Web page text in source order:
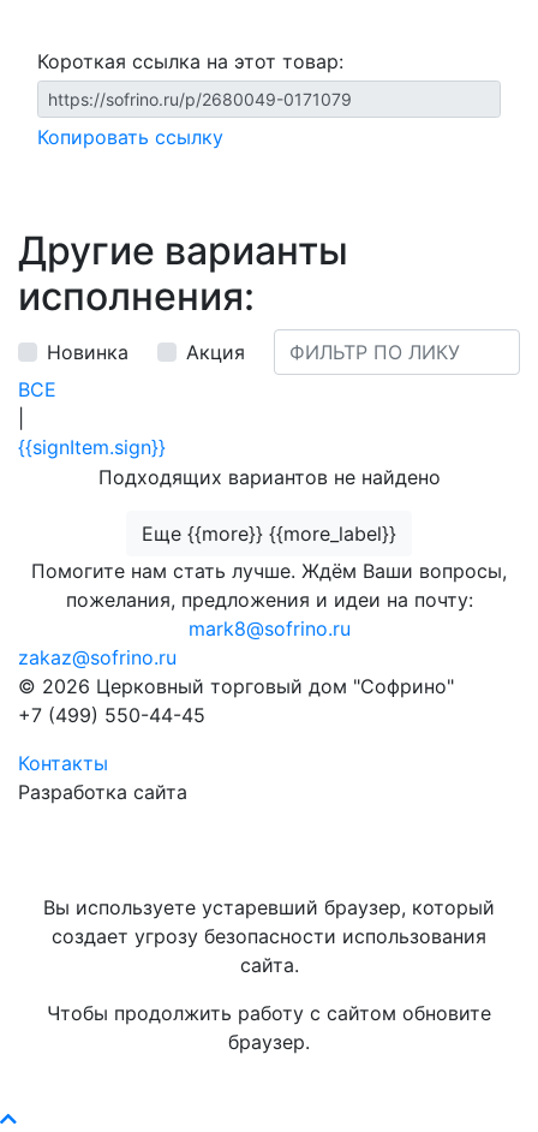
Короткая ссылка на этот товар:
Копировать ссылку
Другие варианты
исполнения:
Новинка
Акция
ВСЕ
{{signItem.sign}}
Подходящих вариантов не найдено
Еще {{more}} {{more_label}}
Помогите нам стать лучше. Ждём Ваши вопросы,
пожелания, предложения и идеи на почту:
mark8@sofrino.ru
zakaz@sofrino.ru
© 2026 Церковный торговый дом "Софрино"
+7 (499) 550-44-45
Контакты
Разработка сайта
Вы используете устаревший браузер, который
создает угрозу безопасности использования
сайта.
Чтобы продолжить работу с сайтом обновите
браузер.